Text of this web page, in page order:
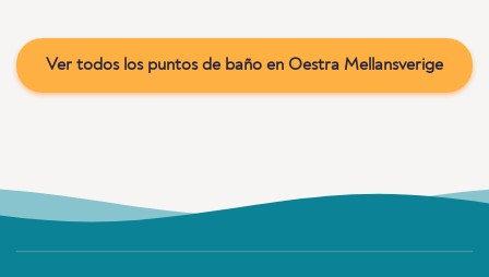
Ver todos los puntos de baño en Oestra Mellansverige